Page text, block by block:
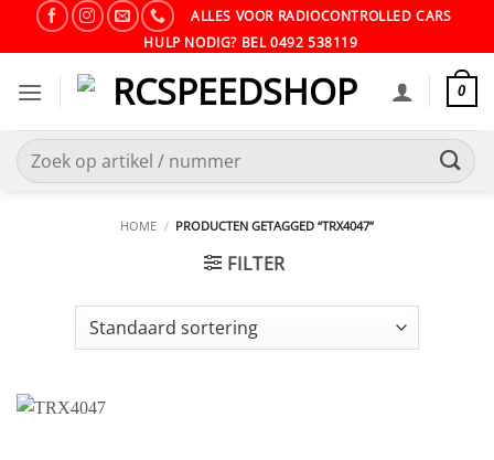
ALLES VOOR RADIOCONTROLLED CARS
HULP NODIG? BEL 0492 538119
0
Zoeken
naar:
HOME / PRODUCTEN GETAGGED “TRX4047”
FILTER